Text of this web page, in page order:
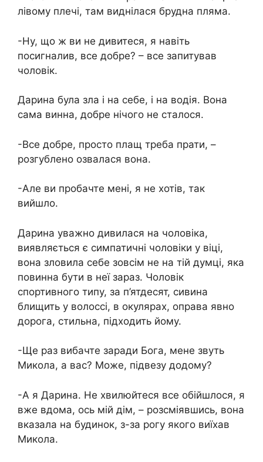
лівому плечі, там виднілася брудна пляма.
-Ну, що ж ви не дивитеся, я навіть
посигналив, все добре? – все запитував
чоловік.
Дарина була зла і на себе, і на водія. Вона
сама винна, добре нічого не сталося.
-Все добре, просто плащ треба прати, –
розгублено озвалася вона.
-Але ви пробачте мені, я не хотів, так
вийшло.
Дарина уважно дивилася на чоловіка,
виявляється є симпатичні чоловіки у віці,
вона зловила себе зовсім не на тій думці, яка
повинна бути в неї зараз. Чоловік
спортивного типу, за п’ятдесят, сивина
блищить у волоссі, в окулярах, оправа явно
дорога, стильна, підходить йому.
-Ще раз вибачте заради Бога, мене звуть
Микола, а вас? Може, підвезу додому?
-А я Дарина. Не хвилюйтеся все обійшлося, я
вже вдома, ось мій дім, – розсміявшись, вона
вказала на будинок, з-за рогу якого виїхав
Микола.